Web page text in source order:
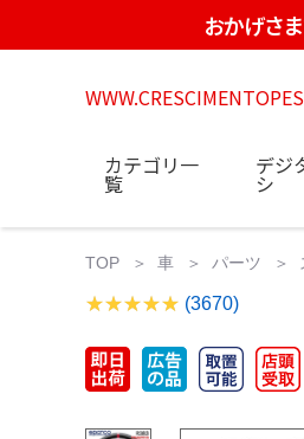
おかげさ
カテゴリ一
覧
デジ
シ
TOP 車 パーツ
(3670)